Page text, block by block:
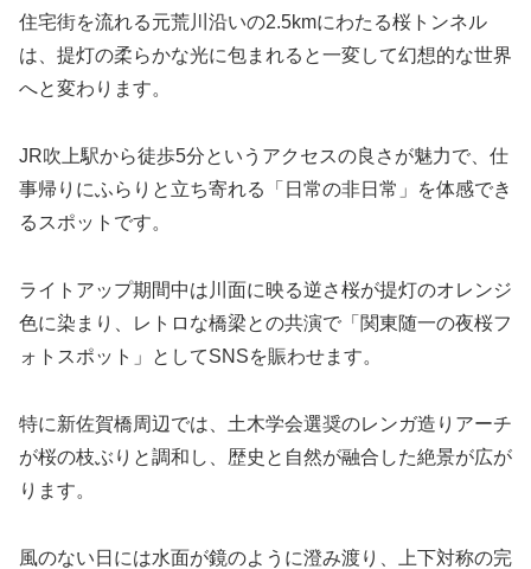
住宅街を流れる元荒川沿いの2.5kmにわたる桜トンネル
は、提灯の柔らかな光に包まれると一変して幻想的な世界
へと変わります。
JR吹上駅から徒歩5分というアクセスの良さが魅力で、仕
事帰りにふらりと立ち寄れる「日常の非日常」を体感でき
るスポットです。
ライトアップ期間中は川面に映る逆さ桜が提灯のオレンジ
色に染まり、レトロな橋梁との共演で「関東随一の夜桜フ
ォトスポット」としてSNSを賑わせます。
特に新佐賀橋周辺では、土木学会選奨のレンガ造りアーチ
が桜の枝ぶりと調和し、歴史と自然が融合した絶景が広が
ります。
風のない日には水面が鏡のように澄み渡り、上下対称の完